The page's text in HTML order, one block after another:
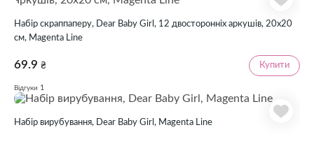
Набір скраппаперу, Dear Baby Girl, 12 двосторонніх аркушів, 20х20
см, Magenta Line
69.9 ₴ Купити
Відгуки 1
Набір вирубування, Dear Baby Girl, Magenta Line